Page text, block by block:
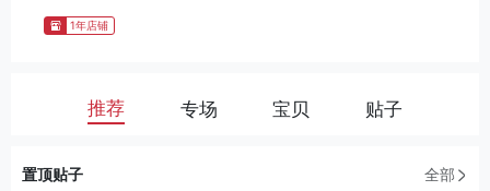
1年店铺
推荐 专场 宝贝 贴子
置顶贴子 全部